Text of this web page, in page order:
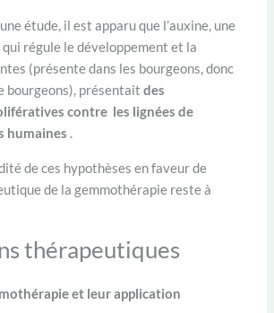
étude, il est apparu que l’auxine, une
régule le développement et la
(présente dans les bourgeons, donc
bourgeons), présentaitdes
contre les lignées de
humaines .
de ces hypothèses en faveur de
de la gemmothérapie reste à
thérapeutiques
et leur application